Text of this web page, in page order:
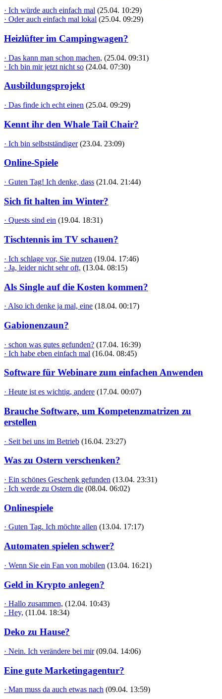
· Ich würde auch einfach mal (25.04. 10:29)
· Oder auch einfach mal lokal (25.04. 09:29)
Heizlüfter im Campingwagen?
· Das kann man schon machen, (25.04. 09:31)
· Ich bin mir jetzt nicht so (24.04. 07:30)
Ausbildungsprojekt
· Das finde ich echt einen (25.04. 09:29)
Kennt ihr den Whale Tail Chair?
· Ich bin selbstständiger (23.04. 23:09)
Online-Spiele
· Guten Tag! Ich denke, dass (21.04. 21:44)
Sich fit halten im Winter?
· Quests sind ein (19.04. 18:31)
Tischtennis im TV schauen?
· Ich schlage vor, Sie nutzen (19.04. 17:46)
· Ja, leider nicht sehr oft, (13.04. 08:15)
Als Single auf die Kosten kommen?
· Also ich denke ja mal, eine (18.04. 00:17)
Gabionenzaun?
· schon was gutes gefunden? (17.04. 16:39)
· Ich habe eben einfach mal (16.04. 08:45)
Software für Webinare zum einfachen Anwenden
· Heute ist es wichtig, andere (17.04. 00:07)
Brauche Software, um Kompetenzmatrizen zu
erstellen
· Seit bei uns im Betrieb (16.04. 23:27)
Was zu Ostern verschenken?
· Ein schönes Geschenk gefunden (13.04. 23:31)
· Ich werde zu Ostern die (08.04. 06:02)
Onlinespiele
· Guten Tag. Ich möchte allen (13.04. 17:17)
Automaten spielen schwer?
· Wenn Sie ein Fan von mobilen (13.04. 16:21)
Geld in Krypto anlegen?
· Hallo zusammen, (12.04. 10:43)
· Hey, (11.04. 18:34)
Deko zu Hause?
· Nein. Ich verändere bei mir (09.04. 14:06)
Eine gute Marketingagentur?
· Man muss da auch etwas nach (09.04. 13:59)